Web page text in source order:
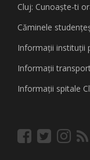
Cluj: Cunoaşte-ti
Căminele
Informaţii instituţii
Informaţii
Informaţii spitale